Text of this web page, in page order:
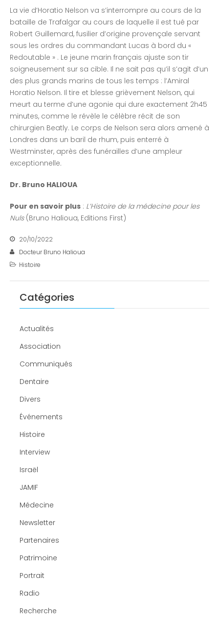
La vie d’Horatio Nelson va s’interrompre au cours de la
bataille de Trafalgar au cours de laquelle il est tué par
Robert Guillemard, fusilier d’origine provençale servant
sous les ordres du commandant Lucas à bord du «
Redoutable » . Le jeune marin français ajuste son tir
soigneusement sur sa cible. Il ne sait pas qu’il s’agit d’un
des plus grands marins de tous les temps : l’Amiral
Horatio Nelson. Il tire et blesse grièvement Nelson, qui
meurt au terme d’une agonie qui dure exactement 2h45
minutes, comme le révèle le célèbre récit de son
chirurgien Beatly. Le corps de Nelson sera alors amené à
Londres dans un baril de rhum, puis enterré à
Westminster, après des funérailles d’une ampleur
exceptionnelle.
Dr. Bruno HALIOUA
Pour en savoir plus : L’Histoire de la médecine pour les
Nuls(Bruno Halioua, Editions First)
20/10/2022
Docteur Bruno Halioua
Histoire
Catégories
Actualités
Association
Communiqués
Dentaire
Divers
Événements
Histoire
Interview
Israël
JAMIF
Médecine
Newsletter
Partenaires
Patrimoine
Portrait
Radio
Recherche